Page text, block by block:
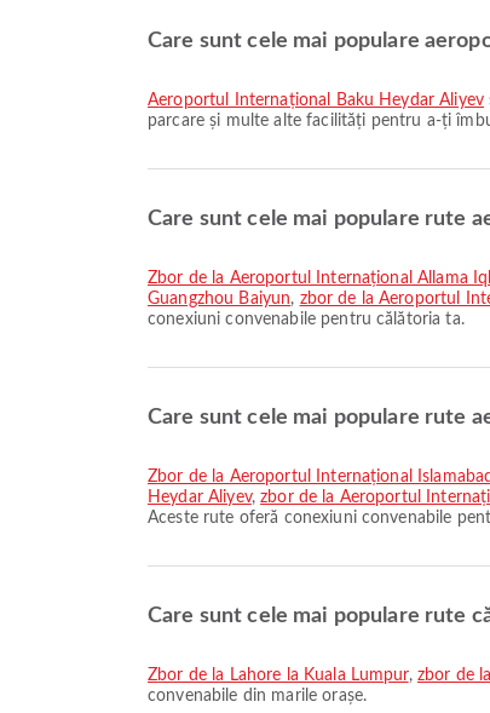
Care sunt cele mai populare
Aeroportul Internațional Baku Heydar Aliyev
parcare și multe alte facilități pentru a-ți
Care sunt cele mai populare rute
zbor de la Aeroportul Internațional Allama
Guangzhou Baiyun, zbor de la Aeroportul
conexiuni convenabile pentru călătoria ta.
Care sunt cele mai populare rute
zbor de la Aeroportul Internațional
Heydar Aliyev,zbor de la Aeroportul
Aceste rute oferă conexiuni convenabile
Care sunt cele mai populare rute
zbor de la Lahore la Kuala Lumpur, zbor de
convenabile din marile orașe.